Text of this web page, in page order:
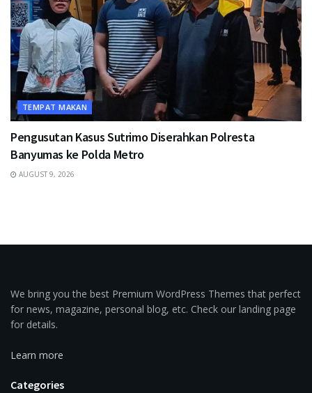
TEMPAT MAKAN
Pengusutan Kasus Sutrimo Diserahkan Polresta
Banyumas ke Polda Metro
AUGUST 9, 2026
We bring you the best Premium WordPress Themes that perfect
for news, magazine, personal blog, etc. Check our landing page
for details.
Learn more
Categories